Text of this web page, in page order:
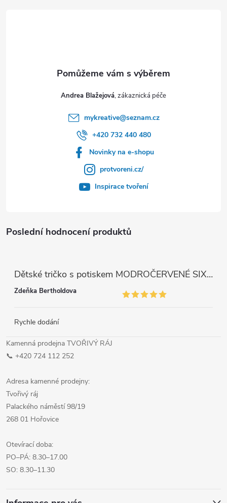
Poslední hodnocení produktů
Dětské tričko s potiskem MODROČERVENÉ SIX SEVEN 67
Zdeňka Bertholdova
Rychle dodání
Kamenná prodejna TVOŘIVÝ RÁJ
📞 +420 724 112 252
Adresa kamenné prodejny:
Tvořivý ráj
Palackého náměstí 98/19
268 01 Hořovice
Otevírací doba:
PO–PÁ: 8.30–17.00
SO: 8.30–11.30
Andrea Blažejová
mykreative@seznam.cz
+420 732 440 480
Novinky na e-shopu
protvoreni.cz/
Inspirace tvoření